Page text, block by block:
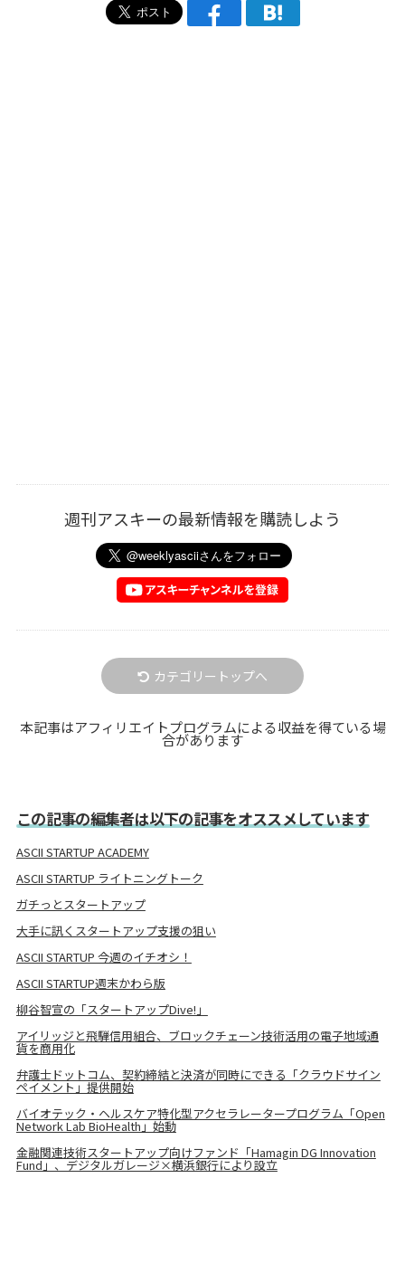
週刊アスキーの最新情報を購読しよう
カテゴリートップへ
本記事はアフィリエイトプログラムによる収益を得ている場
合があります
この記事の編集者は以下の記事をオススメしています
ASCII STARTUP ACADEMY
ASCII STARTUP ライトニングトーク
ガチっとスタートアップ
大手に訊くスタートアップ支援の狙い
ASCII STARTUP 今週のイチオシ！
ASCII STARTUP週末かわら版
柳谷智宣の「スタートアップDive!」
アイリッジと飛騨信用組合、ブロックチェーン技術活⽤の電⼦地域通
貨を商用化
弁護士ドットコム、契約締結と決済が同時にできる「クラウドサイン
ペイメント」提供開始
バイオテック・ヘルスケア特化型アクセラレータープログラム「Open
Network Lab BioHealth」始動
金融関連技術スタートアップ向けファンド「Hamagin DG Innovation
Fund」、デジタルガレージ×横浜銀行により設立